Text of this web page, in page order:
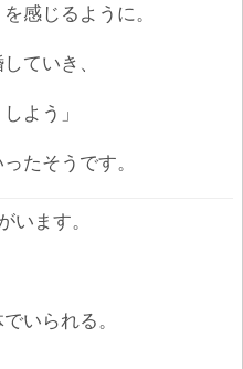
感じるように。
ていき、
よう」
たそうです。
います。
いられる。